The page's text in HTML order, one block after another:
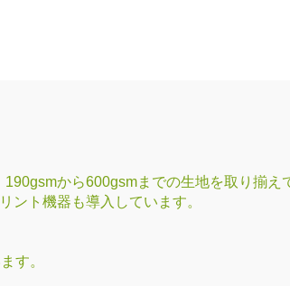
から600gsmまでの生地を取り揃え
ント機器も導入しています。
す。